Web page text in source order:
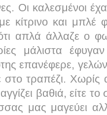
Οι καλεσμένοι
κίτρινο και
απλά άλλαζε ο
μάλιστα
επανέφερε,
στο τραπέζι.
βαθιά, είτε το
μας μαγεύει